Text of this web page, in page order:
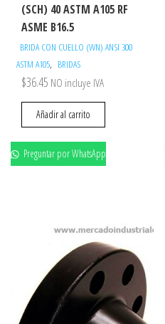
(SCH) 40 ASTM A105 RF
ASME B16.5
BRIDA CON CUELLO (WN) ANSI 300
ASTM A105, BRIDAS
$36.45 NO incluye IVA
Añadir al carrito
Preguntar por WhatsApp